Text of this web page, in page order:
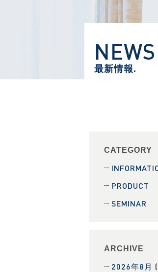
NEWS
最新情報.
CATEGORY
PRODUCT
SEMINAR
ARCHIVE
2026年8月